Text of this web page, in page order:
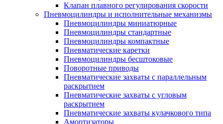
Клапан плавного регулирования скорости
Пневмоцилиндры и исполнительные механизмы
Пневмоцилиндры миниатюрные
Пневмоцилиндры стандартные
Пневмоцилиндры компактные
Пневматические каретки
Пневмоцилиндры бесштоковые
Поворотные приводы
Пневматические захваты с параллельным
раскрытием
Пневматические захваты с угловым
раскрытием
Пневматические захваты кулачкового типа
Амортизаторы